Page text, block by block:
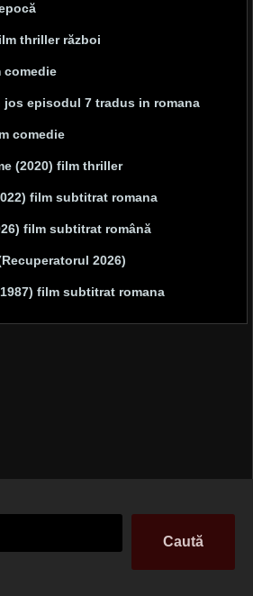
thriller război
comedie
episodul 7 tradus in romana
comedie
(2020) film thriller
film subtitrat romana
film subtitrat română
2026)
film subtitrat romana
Caută